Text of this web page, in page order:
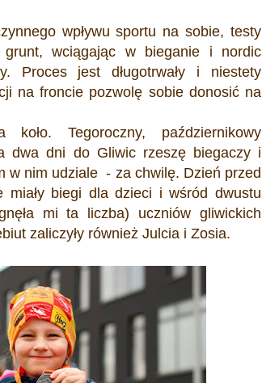
wpływu sportu na sobie, testy
grunt, wciągając w bieganie i nordic
Proces jest długotrwały i niestety
na froncie pozwolę sobie donosić na
koło. Tegoroczny, październikowy
dwa dni do Gliwic rzeszę biegaczy i
w nim udziale - za chwilę. Dzień przed
miały biegi dla dzieci i wśród dwustu
mi ta liczba) uczniów gliwickich
zaliczyły również Julcia i Zosia.